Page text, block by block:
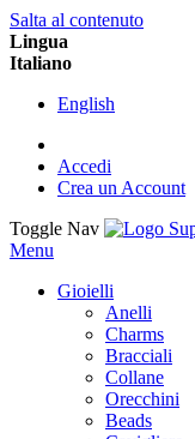
Salta al contenuto
Lingua
Italiano
English
Accedi
Crea un Account
Toggle Nav
Menu
Gioielli
Anelli
Charms
Bracciali
Collane
Orecchini
Beads